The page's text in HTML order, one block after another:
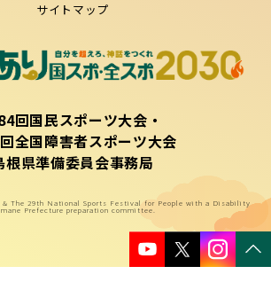
サイトマップ
回国民スポーツ大会・
全国障害者スポーツ大会
根県準備委員会事務局
& The 29th National Sports Festival for People with a Disability
Prefecture preparation committee.